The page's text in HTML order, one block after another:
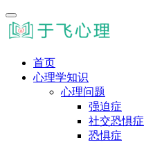
首页
心理学知识
心理问题
强迫症
社交恐惧症
恐惧症